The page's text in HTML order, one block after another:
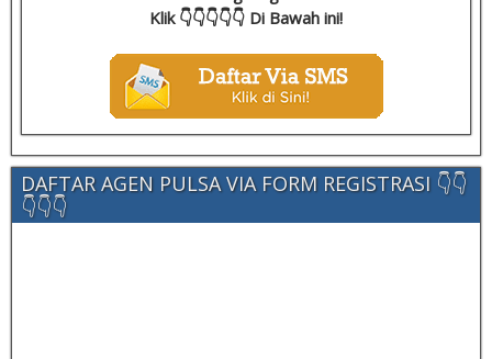
Klik 👇👇👇👇👇 Di Bawah ini!
DAFTAR AGEN PULSA VIA FORM REGISTRASI 👇👇
👇👇👇